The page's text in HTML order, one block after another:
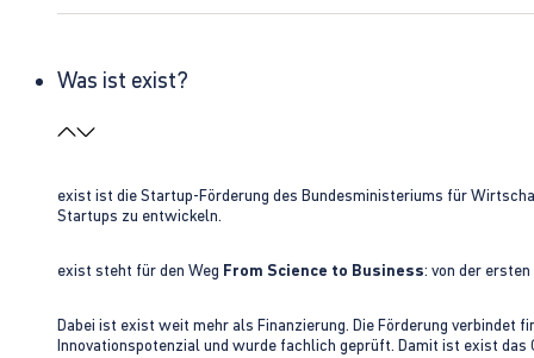
Was ist exist?
exist ist die Startup-Förderung des Bundesministeriums für
Startups zu entwickeln.
exist steht für den Weg From Science to Business: von der
Dabei ist exist weit mehr als Finanzierung. Die Förderung verbindet
Innovationspotenzial und wurde fachlich geprüft. Damit ist exist